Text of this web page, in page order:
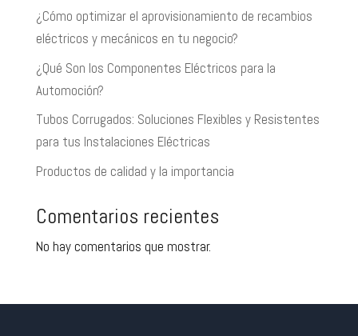
¿Cómo optimizar el aprovisionamiento de recambios
eléctricos y mecánicos en tu negocio?
¿Qué Son los Componentes Eléctricos para la
Automoción?
Tubos Corrugados: Soluciones Flexibles y Resistentes
para tus Instalaciones Eléctricas
Productos de calidad y la importancia
Comentarios recientes
No hay comentarios que mostrar.